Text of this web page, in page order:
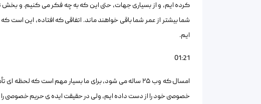
کرده ایم، و از بسیاری جهات، حتی این که به چه فکر می کنیم. و
شما بیشتر از عمر شما باقی خواهند ماند. اتفاقی که افتاده، این
ایم.
01:21
امسال که وب ۲۵ ساله می شود، برای ما بسیار مهم است که
خصوصی خود را از دست داده ایم، ولی در حقیقت ایده ی حریم خصوصی را